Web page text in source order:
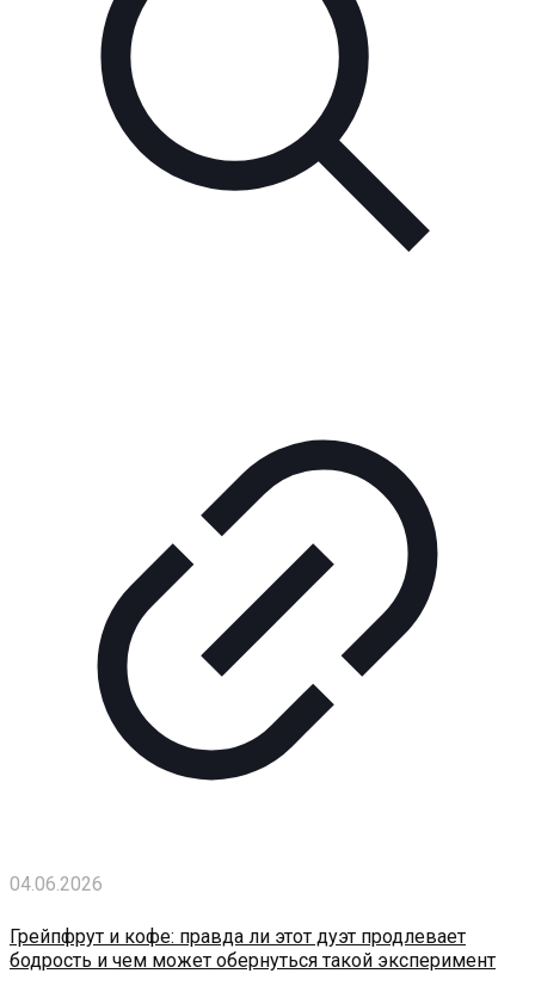
04.06.2026
Грейпфрут и кофе: правда ли этот дуэт продлевает
бодрость и чем может обернуться такой эксперимент